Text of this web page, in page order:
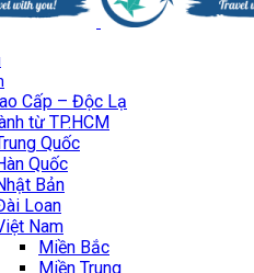
Cấp – Độc Lạ
từ TP.HCM
Quốc
Quốc
Bản
Loan
Nam
Miền Bắc
Miền Trung